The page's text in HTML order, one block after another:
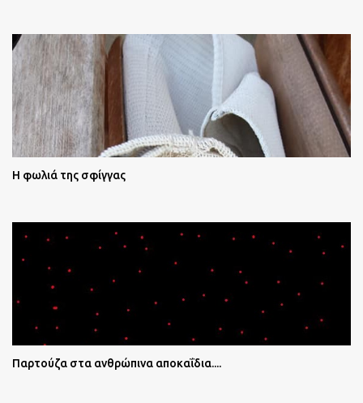
Η φωλιά της σφίγγας
Παρτούζα στα ανθρώπινα αποκαΐδια....